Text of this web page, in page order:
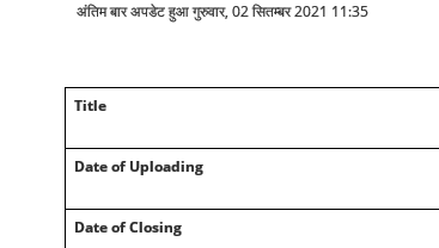
अंतिम बार अपडेट हुआ गुरुवार, 02 सितम्बर 2021 11:35
Title
Date of Uploading
Date of Closing